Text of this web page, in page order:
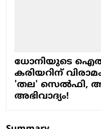
ധോനിയുടെ
കരിയറിന്
'തല' സെല്‍ഫി,
അഭിവാദ്യം!